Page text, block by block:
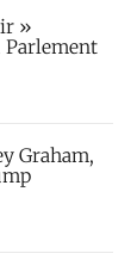
»
Parlement
Graham,